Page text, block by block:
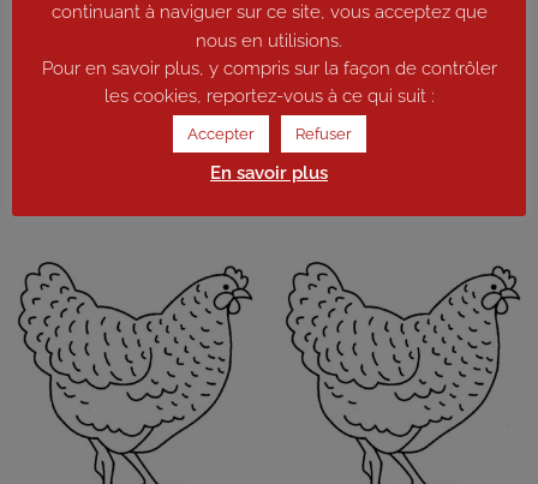
Rillettes de poularde aux
citrons confits 180g
Rillettes de poularde au piment
d’espelette 180g
7,25€
Ajouter au panier
continuant à naviguer sur ce site, vous acceptez que
nous en utilisions.
Pour en savoir plus, y compris sur la façon de contrôler
les cookies, reportez-vous à ce qui suit :
Accepter Refuser
En savoir plus